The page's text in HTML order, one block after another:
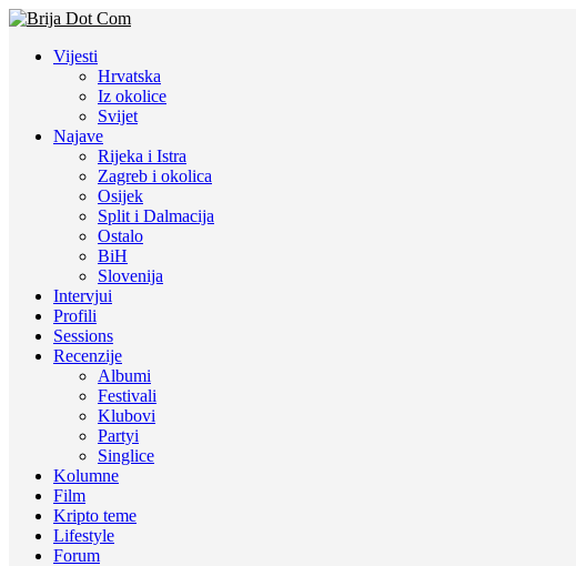
Vijesti
Hrvatska
Iz okolice
Svijet
Najave
Rijeka i Istra
Zagreb i okolica
Osijek
Split i Dalmacija
Ostalo
BiH
Slovenija
Intervjui
Profili
Sessions
Recenzije
Albumi
Festivali
Klubovi
Partyi
Singlice
Kolumne
Film
Kripto teme
Lifestyle
Forum